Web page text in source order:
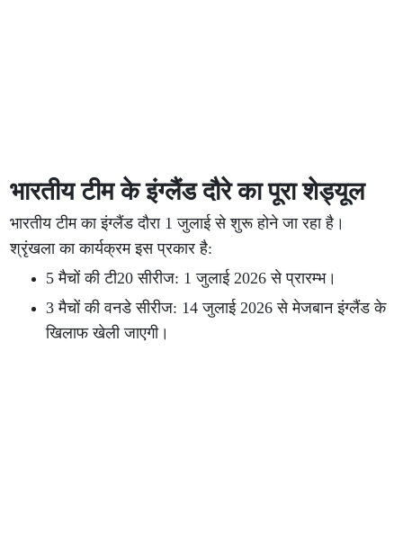
भारतीय टीम के इंग्लैंड दौरे का पूरा शेड्यूल
भारतीय टीम का इंग्लैंड दौरा 1 जुलाई से शुरू होने जा रहा है।
श्रृंखला का कार्यक्रम इस प्रकार है:
5 मैचों की टी20 सीरीज: 1 जुलाई 2026 से प्रारम्भ।
3 मैचों की वनडे सीरीज: 14 जुलाई 2026 से मेजबान इंग्लैंड के
खिलाफ खेली जाएगी।